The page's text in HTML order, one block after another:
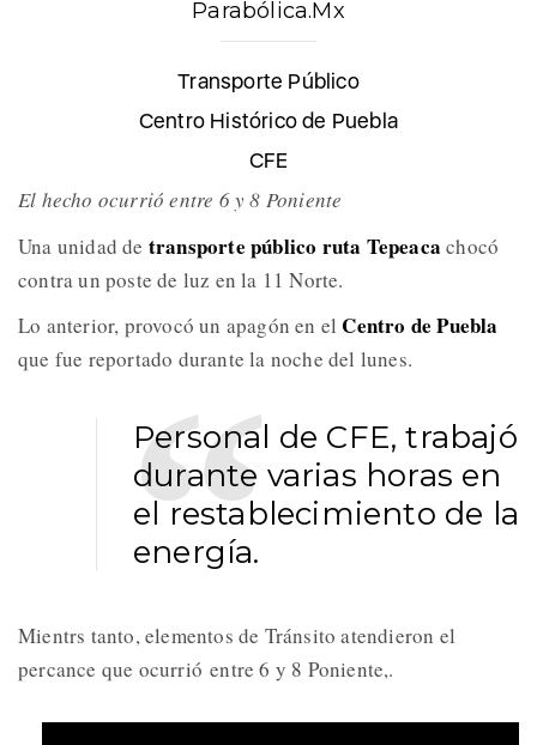
Parabólica.Mx
Transporte Público
Centro Histórico de Puebla
CFE
El hecho ocurrió entre 6 y 8 Poniente
Una unidad de transporte público ruta Tepeaca chocó
contra un poste de luz en la 11 Norte.
Lo anterior, provocó un apagón en elCentro de Puebla
que fue reportado durante la noche del lunes.
Personal de CFE, trabajó
durante varias horas en
el restablecimiento de la
energía.
Mientrs tanto, elementos de Tránsito atendieron el
percance que ocurrió entre 6 y 8 Poniente,.